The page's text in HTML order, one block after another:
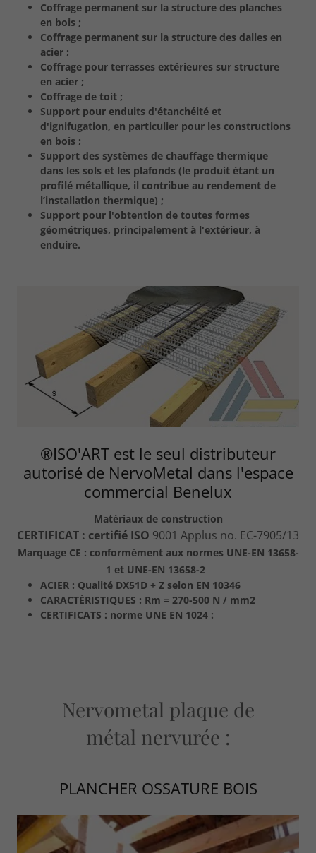
Coffrage permanent sur la structure des planches
en bois ;
Coffrage permanent sur la structure des dalles en
acier ;
Coffrage pour terrasses extérieures sur structure
en acier ;
Coffrage de toit ;
Support pour enduits d'étanchéité et
d'ignifugation, en particulier pour les constructions
en bois ;
Support des systèmes de chauffage thermique
dans les sols et les plafonds (le produit étant un
profilé métallique, il contribue au rendement de
l’installation thermique) ;
Support pour l'obtention de toutes formes
géométriques, principalement à l'extérieur, à
enduire.
®ISO'ART est le seul distributeur
autorisé de NervoMetal dans l'espace
commercial Benelux
Matériaux de construction
CERTIFICAT : certifié ISO 9001 Applus no. EC-7905/13
Marquage CE : conformément aux normes UNE-EN 13658-
1 et UNE-EN 13658-2
ACIER : Qualité DX51D + Z selon EN 10346
CARACTÉRISTIQUES : Rm = 270-500 N / mm2
CERTIFICATS : norme UNE EN 1024 :
Nervometal plaque de
métal nervurée :
PLANCHER OSSATURE BOIS